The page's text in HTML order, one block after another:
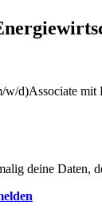
w/d)Associate mit
deine Daten,